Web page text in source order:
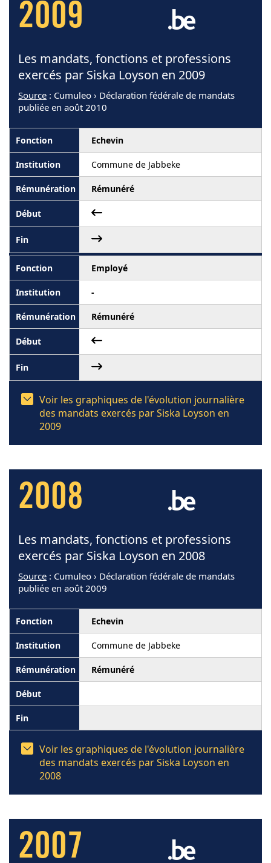
2009
Les mandats, fonctions et professions
exercés par Siska Loyson en 2009
Source : Cumuleo › Déclaration fédérale de mandats
publiée en août 2010
Echevin
Commune de Jabbeke
Rémunéré
Employé
-
Rémunéré
Voir les graphiques de l'évolution journalière
des mandats exercés par Siska Loyson en
2009
2008
Les mandats, fonctions et professions
exercés par Siska Loyson en 2008
Source : Cumuleo › Déclaration fédérale de mandats
publiée en août 2009
Echevin
Commune de Jabbeke
Rémunéré
Voir les graphiques de l'évolution journalière
des mandats exercés par Siska Loyson en
2008
2007